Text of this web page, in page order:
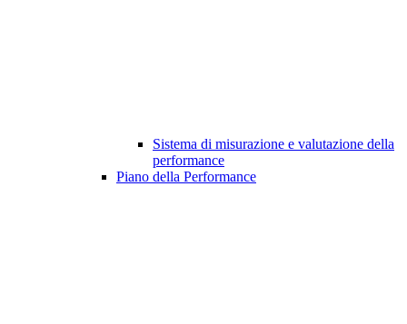
Sistema di misurazione e valutazione della
performance
Piano della Performance